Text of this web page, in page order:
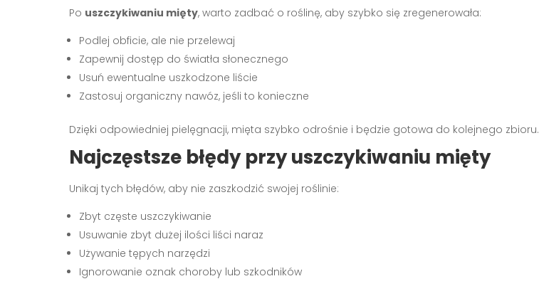
Po uszczykiwaniu mięty, warto zadbać o roślinę, aby szybko się zregenerowała:
Podlej obficie, ale nie przelewaj
Zapewnij dostęp do światła słonecznego
Usuń ewentualne uszkodzone liście
Zastosuj organiczny nawóz, jeśli to konieczne
Dzięki odpowiedniej pielęgnacji, mięta szybko odrośnie i będzie gotowa do kolejnego zbioru.
Najczęstsze błędy przy uszczykiwaniu mięty
Unikaj tych błędów, aby nie zaszkodzić swojej roślinie:
Zbyt częste uszczykiwanie
Usuwanie zbyt dużej ilości liści naraz
Używanie tępych narzędzi
Ignorowanie oznak choroby lub szkodników